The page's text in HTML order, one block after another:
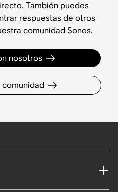
También puedes
respuestas de otros
comunidad Sonos.
nosotros
comunidad